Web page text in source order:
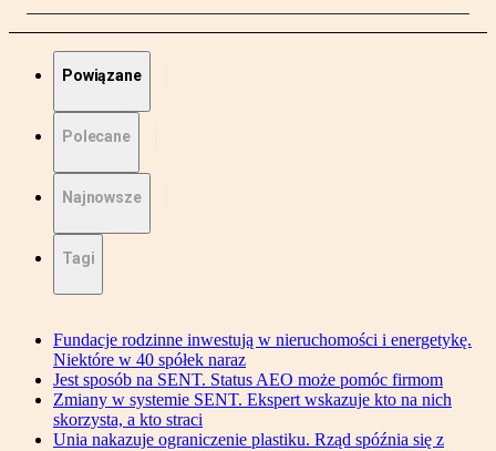
Powiązane
Polecane
Najnowsze
Tagi
Fundacje rodzinne inwestują w nieruchomości i energetykę.
Niektóre w 40 spółek naraz
Jest sposób na SENT. Status AEO może pomóc firmom
Zmiany w systemie SENT. Ekspert wskazuje kto na nich
skorzysta, a kto straci
Unia nakazuje ograniczenie plastiku. Rząd spóźnia się z